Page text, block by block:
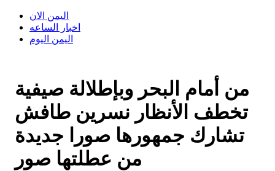
اليمن الان
اخبار الساعه
اليمن اليوم
من أمام البحر وبإطلالة صيفية
تخطف الأنظار نسرين طافش
تشارك جمهورها صورا جديدة
من عطلتها صور